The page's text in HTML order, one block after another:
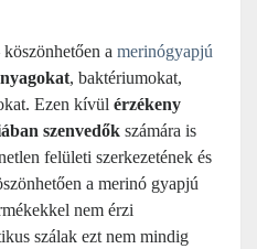
köszönhetően a merinógyapjú
, baktériumokat,
Ezen kívül érzékeny
szenvedők számára is
felületi szerkezetének és
a merinó gyapjú
nem érzi
szálak ezt nem mindig